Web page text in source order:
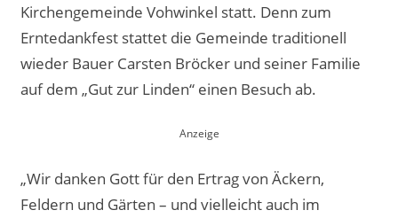
Kirchengemeinde Vohwinkel statt. Denn zum
Erntedankfest stattet die Gemeinde traditionell
wieder Bauer Carsten Bröcker und seiner Familie
auf dem „Gut zur Linden“ einen Besuch ab.
„Wir danken Gott für den Ertrag von Äckern,
Feldern und Gärten – und vielleicht auch im